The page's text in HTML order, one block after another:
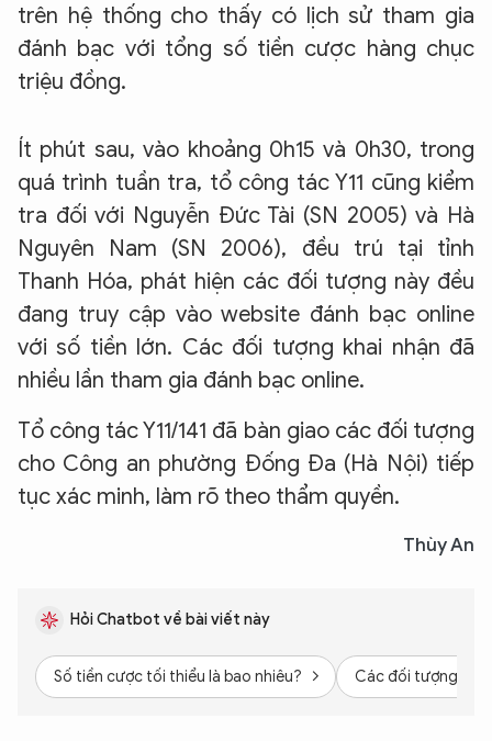
trên hệ thống cho thấy có lịch sử tham gia
đánh bạc với tổng số tiền cược hàng chục
triệu đồng.
Ít phút sau, vào khoảng 0h15 và 0h30, trong
quá trình tuần tra, tổ công tác Y11 cũng kiểm
tra đối với Nguyễn Đức Tài (SN 2005) và Hà
Nguyên Nam (SN 2006), đều trú tại tỉnh
Thanh Hóa, phát hiện các đối tượng này đều
đang truy cập vào website đánh bạc online
với số tiền lớn. Các đối tượng khai nhận đã
nhiều lần tham gia đánh bạc online.
Tổ công tác Y11/141 đã bàn giao các đối tượng
cho Công an phường Đống Đa (Hà Nội) tiếp
tục xác minh, làm rõ theo thẩm quyền.
Thùy An
Hỏi Chatbot về bài viết này
Số tiền cược tối thiểu là bao nhiêu? Các đối tượng có